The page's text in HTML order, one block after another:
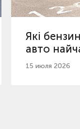
Які
авто
Україні у
15 июля 2026